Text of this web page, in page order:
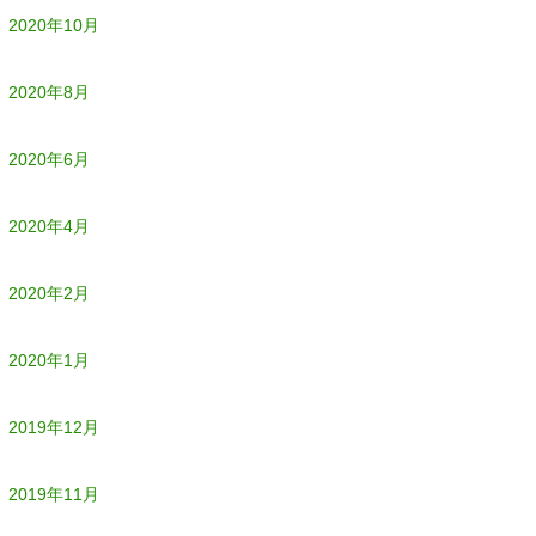
2020年10月
2020年8月
2020年6月
2020年4月
2020年2月
2020年1月
2019年12月
2019年11月